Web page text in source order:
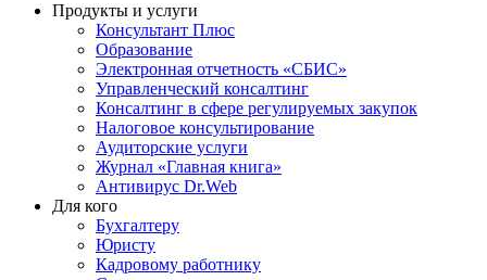
Продукты и услуги
Консультант Плюс
Образование
Электронная отчетность «СБИС»
Управленческий консалтинг
Консалтинг в сфере регулируемых закупок
Налоговое консультирование
Аудиторские услуги
Журнал «Главная книга»
Антивирус Dr.Web
Для кого
Бухгалтеру
Юристу
Кадровому работнику